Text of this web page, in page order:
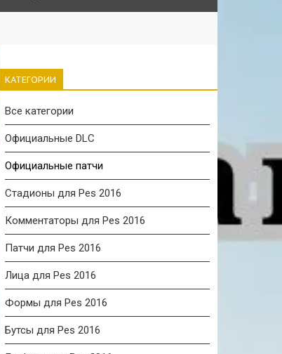
КАТЕГОРИИ
Все категории
Официальные DLC
Официальные патчи
Стадионы для Pes 2016
Комментаторы для Pes 2016
Патчи для Pes 2016
Лица для Pes 2016
Формы для Pes 2016
Бутсы для Pes 2016